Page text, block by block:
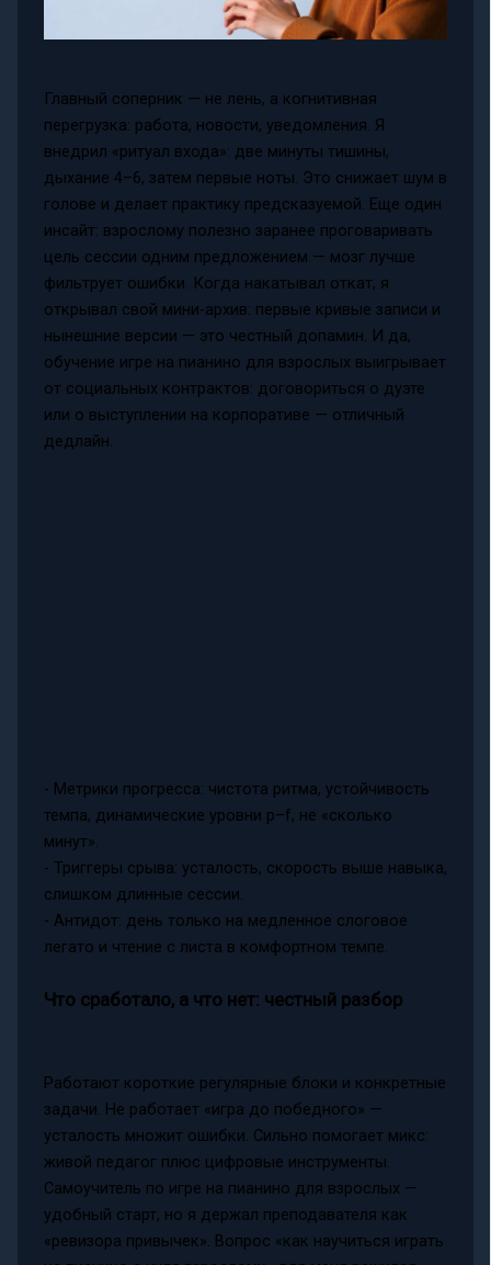
Главный соперник — не лень, а когнитивная
перегрузка: работа, новости, уведомления. Я
внедрил «ритуал входа»: две минуты тишины,
дыхание 4–6, затем первые ноты. Это снижает шум в
голове и делает практику предсказуемой. Еще один
инсайт: взрослому полезно заранее проговаривать
цель сесcии одним предложением — мозг лучше
фильтрует ошибки. Когда накатывал откат, я
открывал свой мини-архив: первые кривые записи и
нынешние версии — это честный допамин. И да,
обучение игре на пианино для взрослых выигрывает
от социальных контрактов: договориться о дуэте
или о выступлении на корпоративе — отличный
дедлайн.
- Метрики прогресса: чистота ритма, устойчивость
темпа, динамические уровни p–f, не «сколько
минут».
- Триггеры срыва: усталость, скорость выше навыка,
слишком длинные сессии.
- Антидот: день только на медленное слоговое
легато и чтение с листа в комфортном темпе.
Что сработало, а что нет: честный разбор
Работают короткие регулярные блоки и конкретные
задачи. Не работает «игра до победного» —
усталость множит ошибки. Сильно помогает микс:
живой педагог плюс цифровые инструменты.
Самоучитель по игре на пианино для взрослых —
удобный старт, но я держал преподавателя как
«ревизора привычек». Вопрос «как научиться играть